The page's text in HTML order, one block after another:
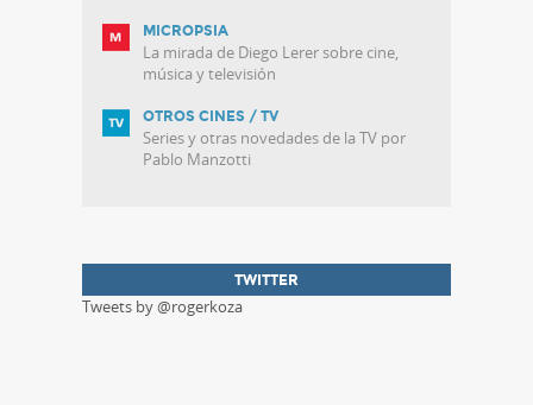
MICROPSIA
La mirada de Diego Lerer sobre cine,
música y televisión
OTROS CINES / TV
Series y otras novedades de la TV por
Pablo Manzotti
TWITTER
Tweets by @rogerkoza